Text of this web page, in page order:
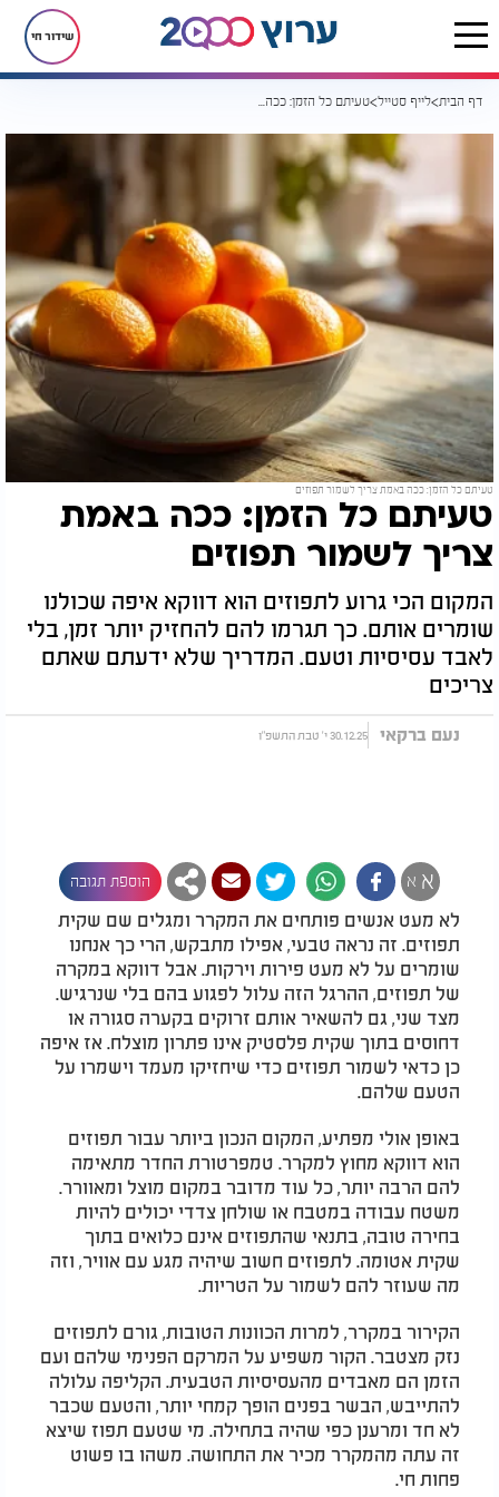
שידור חי
דף הבית לייף סטייל טעיתם כל הזמן: ככה באמת צריך לשמור תפוזים
טעיתם כל הזמן: ככה באמת צריך לשמור תפוזים
טעיתם כל הזמן: ככה באמת
צריך לשמור תפוזים
המקום הכי גרוע לתפוזים הוא דווקא איפה שכולנו
שומרים אותם. כך תגרמו להם להחזיק יותר זמן, בלי
לאבד עסיסיות וטעם. המדריך שלא ידעתם שאתם
צריכים
נעם ברקאי 30.12.25 י' טבת התשפ"ו
א א הוספת תגובה
לא מעט אנשים פותחים את המקרר ומגלים שם שקית
תפוזים. זה נראה טבעי, אפילו מתבקש, הרי כך אנחנו
שומרים על לא מעט פירות וירקות. אבל דווקא במקרה
של תפוזים, ההרגל הזה עלול לפגוע בהם בלי שנרגיש.
מצד שני, גם להשאיר אותם זרוקים בקערה סגורה או
דחוסים בתוך שקית פלסטיק אינו פתרון מוצלח. אז איפה
כן כדאי לשמור תפוזים כדי שיחזיקו מעמד וישמרו על
הטעם שלהם.
באופן אולי מפתיע, המקום הנכון ביותר עבור תפוזים
הוא דווקא מחוץ למקרר. טמפרטורת החדר מתאימה
להם הרבה יותר, כל עוד מדובר במקום מוצל ומאוורר.
משטח עבודה במטבח או שולחן צדדי יכולים להיות
בחירה טובה, בתנאי שהתפוזים אינם כלואים בתוך
שקית אטומה. לתפוזים חשוב שיהיה מגע עם אוויר, וזה
מה שעוזר להם לשמור על הטריות.
הקירור במקרר, למרות הכוונות הטובות, גורם לתפוזים
נזק מצטבר. הקור משפיע על המרקם הפנימי שלהם ועם
הזמן הם מאבדים מהעסיסיות הטבעית. הקליפה עלולה
להתייבש, הבשר בפנים הופך קמחי יותר, והטעם שכבר
לא חד ומרענן כפי שהיה בתחילה. מי שטעם תפוז שיצא
זה עתה מהמקרר מכיר את התחושה. משהו בו פשוט
פחות חי.